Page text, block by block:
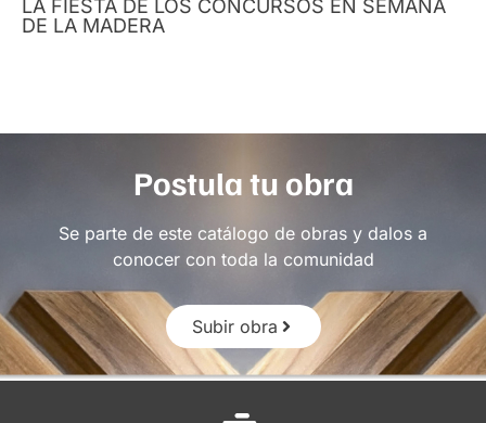
LA FIESTA DE LOS CONCURSOS EN SEMANA
DE LA MADERA
Postula tu obra
Se parte de este catálogo de obras y dalos a
conocer con toda la comunidad
Subir obra